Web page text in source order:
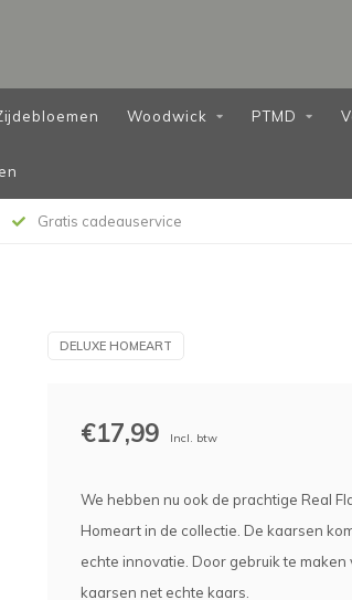
Woodwick PTMD
Gratis cadeauservice
DELUXE HOMEART
€17,99 Incl. btw
We hebben nu ook de prachtige Real
Homeart in de collectie. De kaarsen
echte innovatie. Door gebruik te
kaarsen net echte kaars.